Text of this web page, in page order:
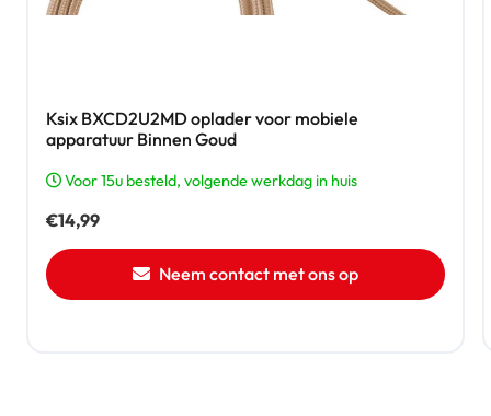
Ksix BXCD2U2MD oplader voor mobiele
apparatuur Binnen Goud
Voor 15u besteld, volgende werkdag in huis
€14,99
Neem contact met ons op